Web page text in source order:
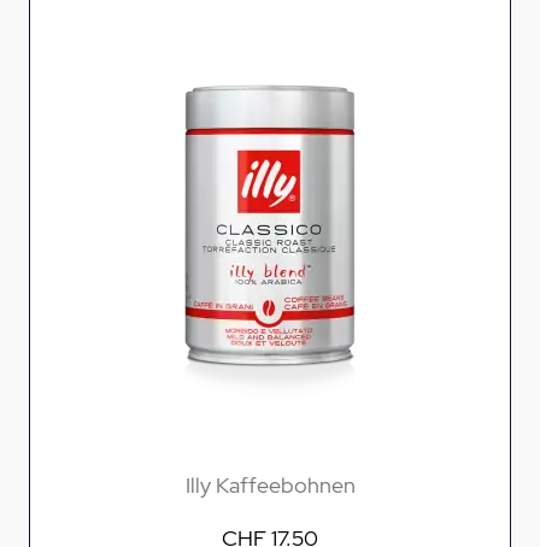
Illy Kaffeebohnen
CHF 17.50